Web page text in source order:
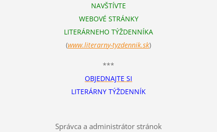
NAVŠTÍVTE
WEBOVÉ STRÁNKY
LITERÁRNEHO TÝŽDENNÍKA
(www.literarny-tyzdennik.sk)
***
OBJEDNAJTE SI
LITERÁRNY TÝŽDENNÍK
Správca a administrátor stránok